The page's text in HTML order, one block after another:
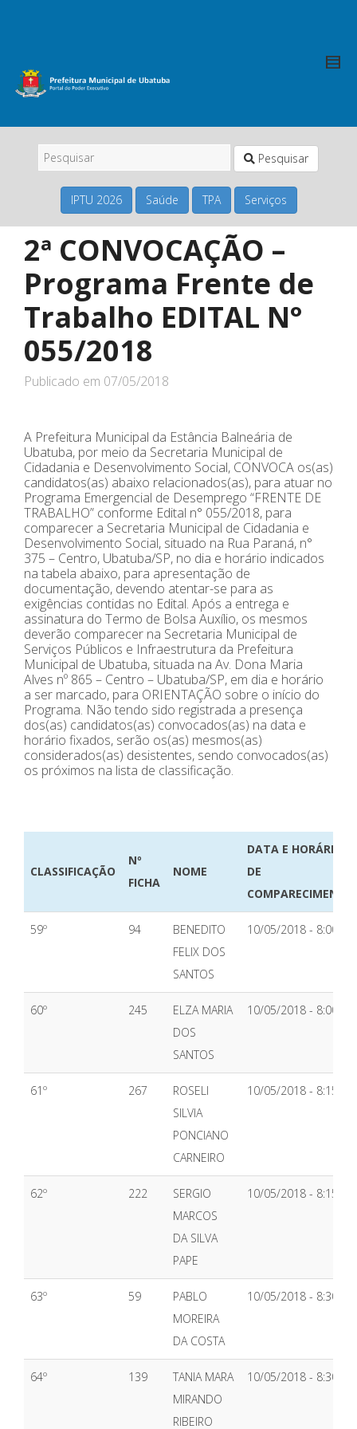
Pesquisar
IPTU 2026 Saúde TPA Serviços
2ª CONVOCAÇÃO –
Programa Frente de
Trabalho EDITAL N°
055/2018
Publicado em 07/05/2018
A Prefeitura Municipal da Estância Balneária de
Ubatuba, por meio da Secretaria Municipal de
Cidadania e Desenvolvimento Social, CONVOCA os(as)
candidatos(as) abaixo relacionados(as), para atuar no
Programa Emergencial de Desemprego “FRENTE DE
TRABALHO” conforme Edital n° 055/2018, para
comparecer a Secretaria Municipal de Cidadania e
Desenvolvimento Social, situado na Rua Paraná, n°
375 – Centro, Ubatuba/SP, no dia e horário indicados
na tabela abaixo, para apresentação de
documentação, devendo atentar-se para as
exigências contidas no Edital. Após a entrega e
assinatura do Termo de Bolsa Auxílio, os mesmos
deverão comparecer na Secretaria Municipal de
Serviços Públicos e Infraestrutura da Prefeitura
Municipal de Ubatuba, situada na Av. Dona Maria
Alves nº 865 – Centro – Ubatuba/SP, em dia e horário
a ser marcado, para ORIENTAÇÃO sobre o início do
Programa. Não tendo sido registrada a presença
dos(as) candidatos(as) convocados(as) na data e
horário fixados, serão os(as) mesmos(as)
considerados(as) desistentes, sendo convocados(as)
os próximos na lista de classificação.
CLASSIFICAÇÃO
Nº
FICHA
NOME
DATA E HORÁRIO
DE
COMPARECIMENTO
59º 94
BENEDITO
FELIX DOS
SANTOS
10/05/2018 - 8:00H
60º 245
ELZA MARIA
DOS
SANTOS
10/05/2018 - 8:00H
61º 267
ROSELI
SILVIA
PONCIANO
CARNEIRO
10/05/2018 - 8:15H
62º 222
SERGIO
MARCOS
DA SILVA
PAPE
10/05/2018 - 8:15H
63º 59
PABLO
MOREIRA
DA COSTA
10/05/2018 - 8:30H
64º 139
TANIA MARA
MIRANDO
RIBEIRO
10/05/2018 - 8:30H